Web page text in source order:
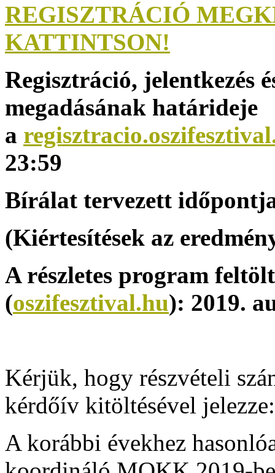
REGISZTRÁCIÓ
KATTINTSON!
Regisztráció, jelentkezés
megadásának határideje
a
23:59
Bírálat tervezett
(Kiértesítések az
A részletes program
(oszifesztival.hu): 2019.
Kérjük, hogy részvételi
kérdőív kitöltésével
A korábbi évekhez